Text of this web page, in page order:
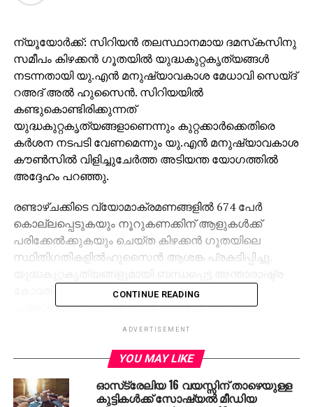
ന്യൂയോര്‍ക്ക്: സിറിയന്‍ തലസ്ഥാനമായ ദമസ്‌കസിനു
സമീപം കിഴക്കന്‍ ഗൂതയില്‍ യുദ്ധകുറ്റകൃത്യങ്ങള്‍
നടന്നതായി യു.എന്‍ മനുഷ്യാവകാശ മേധാവി സെയ്ദ്
റഅദ് അല്‍ ഹുസൈന്‍. സിറിയയില്‍
കണ്ടുകൊണ്ടിരിക്കുന്നത്
യുദ്ധകുറ്റകൃത്യങ്ങളാണെന്നും കുറ്റക്കാര്‍ക്കെതിരെ
കര്‍ശന നടപടി വേണമെന്നും യു.എന്‍ മനുഷ്യാവകാശ
കൗണ്‍സില്‍ വിളിച്ചുചേര്‍ത്ത അടിയന്ത യോഗത്തില്‍
അദ്ദേഹം പറഞ്ഞു.
രണ്ടാഴ്ചക്കിടെ വ്യോമാക്രമണങ്ങളില്‍ 674 പേര്‍
കൊല്ലപ്പെടുകയും നൂറുകണക്കിന് ആളുകള്‍ക്ക്
പരിക്കേല്‍ക്കുകയും ചെയ്ത കിഴക്കന്‍ ഗൂതയിലെ
സ്ഥിതിഗതികളില്‍ഹുസൈന്‍ ആശങ്ക പ്രകടിപ്പിച്ചു.
കോടതിയെ സമീപിക്കാന്‍ നടപടി
പുരോഗമിക്കുകയാണെന്നും അദ്ദേഹം അറിയിച്ചു.
സാധാരണക്കാര്‍ക്കുമേല്‍ ബോംബ് വര്‍ഷിക്കുന്നതും
യുദ്ധകുറ്റകൃത്തിന്റെ പരിധിയില്‍ വരുമെന്ന് ഹുസൈന്‍
CONTINUE READING
ADVERTISEMENT
YOU MAY LIKE
ഓസ്‌ട്രേലിയ 16 വയസ്സിന് താഴെയുള്ള
കുട്ടികള്‍ക്ക് സോഷ്യല്‍ മീഡിയ